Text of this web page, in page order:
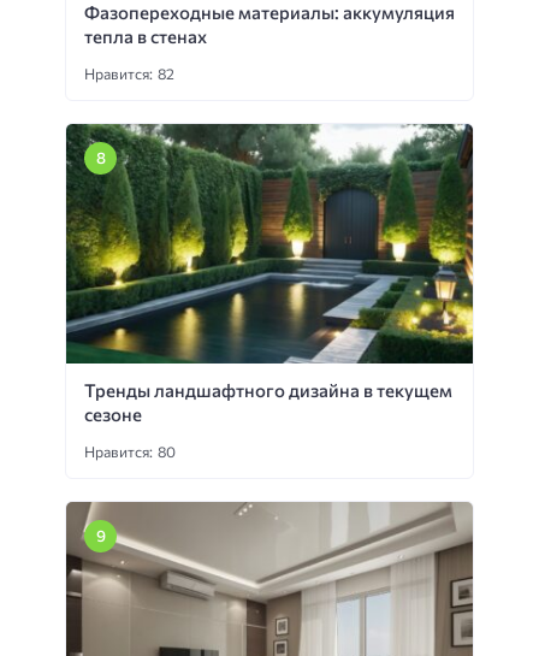
Фазопереходные материалы: аккумуляция
тепла в стенах
Нравится: 82
Тренды ландшафтного дизайна в текущем
сезоне
Нравится: 80